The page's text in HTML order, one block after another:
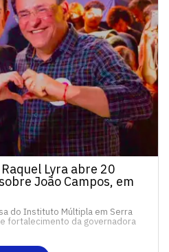
Lyra abre 20
João Campos, em
do Instituto Múltipla em Serra
fortalecimento da governadora